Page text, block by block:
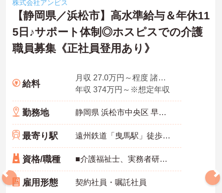
株式会社アンビス
【静岡県／浜松市】高水準給与＆年休11
5日♪サポート体制◎ホスピスでの介護
職員募集《正社員登用あり》
給料
月収 27.0万円～程度 諸手当込・夜勤4回/月想定
年収 374万円～※想定年収
勤務地 静岡県 浜松市中央区 早出町872-7
最寄り駅 遠州鉄道「曳馬駅」徒歩10分
資格/職種 ■介護福祉士、実務者研修、初任者研修 いずれか ※特養、老健、病院、有老などの実務経験1年以上ある方 ※身体介護の経験年以上ある方、機械浴の使用の経験のある方歓迎
雇用形態 契約社員・嘱託社員